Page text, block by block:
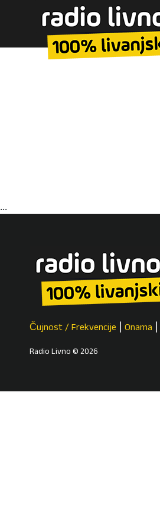
...
Čujnost / Frekvencije Onama
Radio Livno © 2026